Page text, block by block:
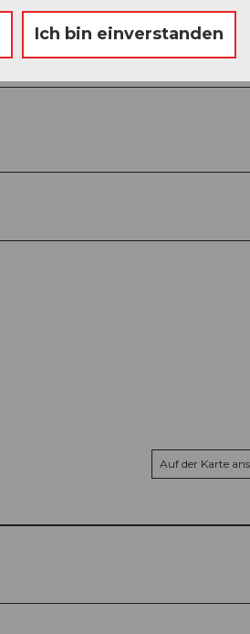
Auf der Karte
Ich bin einverstanden